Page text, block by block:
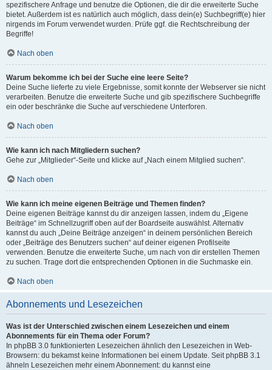
spezifischere Anfrage und benutze die Optionen, die dir die erweiterte Suche
bietet. Außerdem ist es natürlich auch möglich, dass dein(e) Suchbegriff(e) hier
nirgends im Forum verwendet wurden. Prüfe ggf. die Rechtschreibung der
Begriffe!
Nach oben
Warum bekomme ich bei der Suche eine leere Seite?
Deine Suche lieferte zu viele Ergebnisse, somit konnte der Webserver sie nicht
verarbeiten. Benutze die erweiterte Suche und gib spezifischere Suchbegriffe
ein oder beschränke die Suche auf verschiedene Unterforen.
Nach oben
Wie kann ich nach Mitgliedern suchen?
Gehe zur „Mitglieder“-Seite und klicke auf „Nach einem Mitglied suchen“.
Nach oben
Wie kann ich meine eigenen Beiträge und Themen finden?
Deine eigenen Beiträge kannst du dir anzeigen lassen, indem du „Eigene
Beiträge“ im Schnellzugriff oben auf der Boardseite auswählst. Alternativ
kannst du auch „Deine Beiträge anzeigen“ in deinem persönlichen Bereich
oder „Beiträge des Benutzers suchen“ auf deiner eigenen Profilseite
verwenden. Benutze die erweiterte Suche, um nach von dir erstellen Themen
zu suchen. Trage dort die entsprechenden Optionen in die Suchmaske ein.
Nach oben
Abonnements und Lesezeichen
Was ist der Unterschied zwischen einem Lesezeichen und einem
Abonnements für ein Thema oder Forum?
In phpBB 3.0 funktionierten Lesezeichen ähnlich den Lesezeichen in Web-
Browsern: du bekamst keine Informationen bei einem Update. Seit phpBB 3.1
ähneln Lesezeichen mehr einem Abonnement: du kannst eine